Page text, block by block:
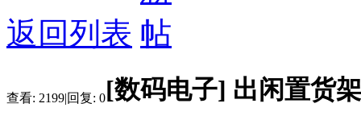
返回列表
查看: 2199|回复: 0[数码电子] 出闲置货架